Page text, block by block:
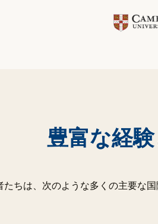
豊富な経
ちは、次のような多くの主要な